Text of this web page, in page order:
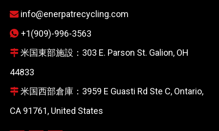
 info@enerpatrecycling.com
 +1(909)-996-3563
 米国東部施設：303 E. Parson St. Galion, OH
44833
 米国西部倉庫：3959 E Guasti Rd Ste C, Ontario,
CA 91761, United States